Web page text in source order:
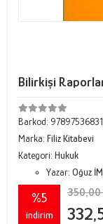
Bilirkişi
Barkod:
Marka: Filiz Kitabevi
Kategori: Hukuk
Yazar: Oğuz
%5
indirim
350,00